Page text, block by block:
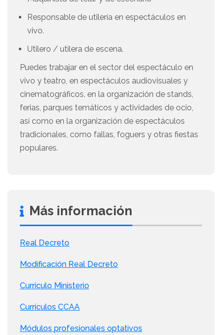
Responsable de utilería en espectáculos en
vivo.
Utilero / utilera de escena.
Puedes trabajar en el sector del espectáculo en
vivo y teatro, en espectáculos audiovisuales y
cinematográficos, en la organización de stands,
ferias, parques temáticos y actividades de ocio,
así como en la organización de espectáculos
tradicionales, como fallas, foguers y otras fiestas
populares.
Más información
Real Decreto
Modificación Real Decreto
Currículo Ministerio
Currículos CCAA
Módulos profesionales optativos